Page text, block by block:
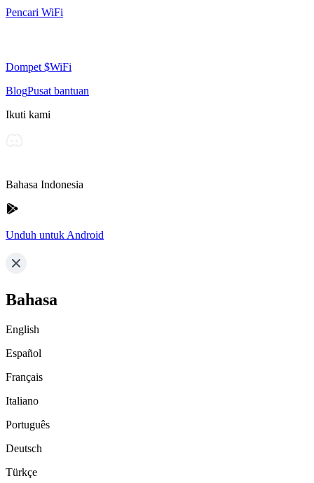
Pencari WiFi
Dompet $WiFi
BlogPusat bantuan
Ikuti kami
Bahasa Indonesia
Unduh untuk Android
Bahasa
English
Español
Français
Italiano
Português
Deutsch
Türkçe